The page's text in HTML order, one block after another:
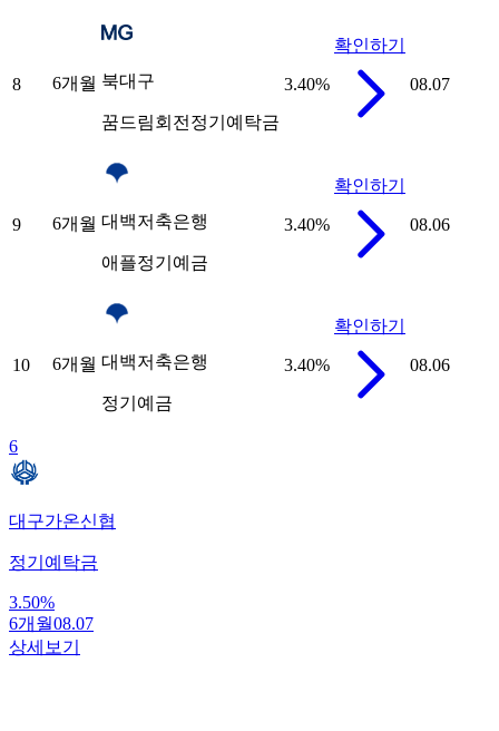
8 6개월 북대구
꿈드림회전정기예탁금
3.40%
확인하기
08.07
9 6개월 대백저축은행
애플정기예금
3.40%
확인하기
08.06
10 6개월 대백저축은행
정기예금
3.40%
확인하기
08.06
6
대구가온신협
정기예탁금
3.50%
6개월08.07
상세보기